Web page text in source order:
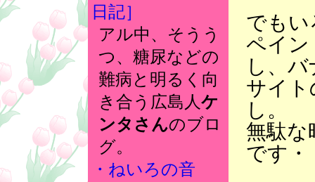
日記］
アル中、そうう
つ、糖尿などの
難病と明るく向
き合う広島人ケ
ンタさんのブロ
グ。
・ねいろの音
でもい
ペイン
し、
サイト
し。
無駄な
です・